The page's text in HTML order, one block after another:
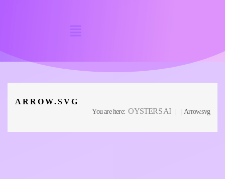
ARROW.SVG
You are here:OYSTERS AI | | Arrow.svg